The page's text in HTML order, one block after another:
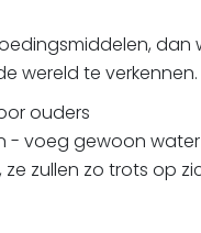
wereld te
ouders
- voeg gewoon
zullen zo trots op